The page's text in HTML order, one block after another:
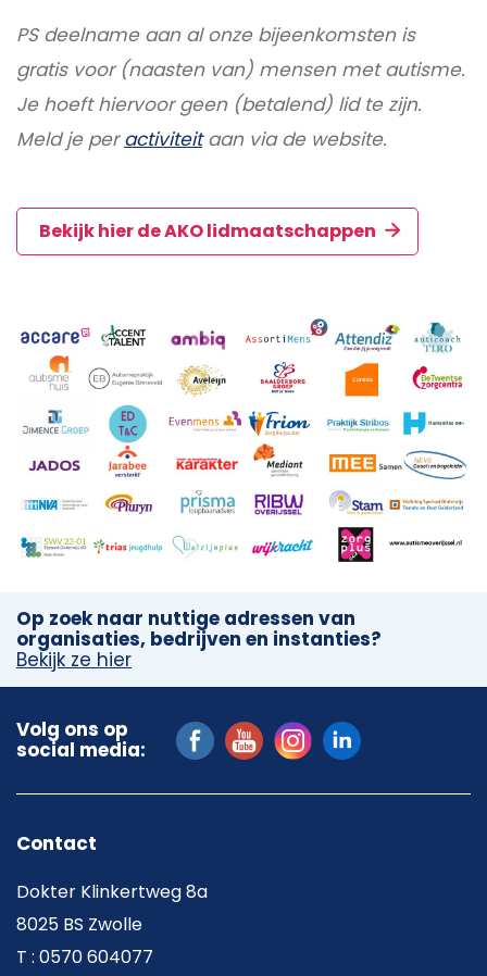
PS deelname aan al onze bijeenkomsten is
gratis voor (naasten van) mensen met autisme.
Je hoeft hiervoor geen (betalend) lid te zijn.
Meld je peractiviteitaan via de website.
Bekijk hier de AKO lidmaatschappen
Op zoek naar nuttige adressen van
organisaties, bedrijven en instanties?
Bekijk ze hier
Volg ons op
social media:
Contact
Dokter Klinkertweg 8a
8025 BS Zwolle
T : 0570 604077